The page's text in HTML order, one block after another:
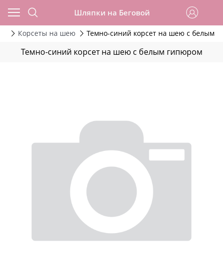
Шляпки на Беговой
Корсеты на шею Темно-синий корсет на шею с белым
Темно-синий корсет на шею с белым гипюром